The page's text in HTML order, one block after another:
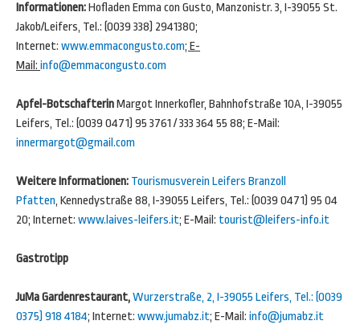
Informationen:Hofladen Emma con Gusto, Manzonistr. 3, I-39055 St.
Jakob/Leifers, Tel.: (0039 338) 2941380;
Internet: www.emmacongusto.com; E-
Mail: info@emmacongusto.com
Apfel-BotschafterinMargot Innerkofler, Bahnhofstraße 10A, I-39055
Leifers, Tel.: (0039 0471) 95 3761 / 333 364 55 88; E-Mail:
innermargot@gmail.com
Weitere Informationen: Tourismusverein Leifers Branzoll
Pfatten, Kennedystraße 88, I-39055 Leifers, Tel.: (0039 0471) 95 04
20; Internet: www.laives-leifers.it; E-Mail: tourist@leifers-info.it
Gastrotipp
JuMa Gardenrestaurant,Wurzerstraße, 2, I-39055 Leifers, Tel.: (0039
0375) 918 4184; Internet: www.jumabz.it; E-Mail: info@jumabz.it